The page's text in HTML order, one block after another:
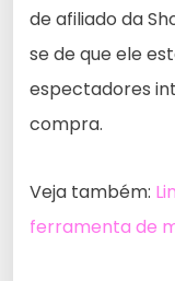
de afiliado da
se de que ele
espectadores
compra.
Veja também:
ferramenta de